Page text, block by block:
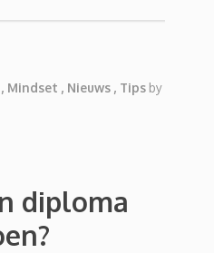
, Mindset , Nieuws , Tips by
diploma